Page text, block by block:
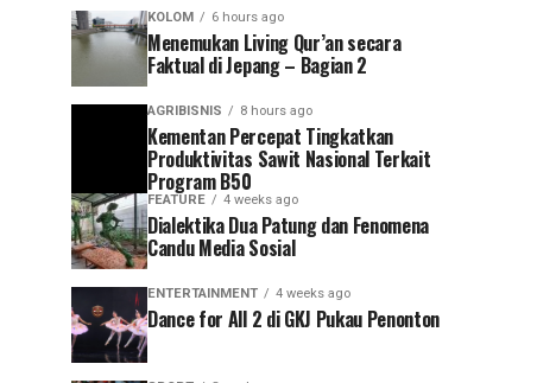
KOLOM 6 hours ago
Menemukan Living Qur’an secara
Faktual di Jepang – Bagian 2
AGRIBISNIS 8 hours ago
Kementan Percepat Tingkatkan
Produktivitas Sawit Nasional Terkait
Program B50
FEATURE 4 weeks ago
Dialektika Dua Patung dan Fenomena
Candu Media Sosial
ENTERTAINMENT 4 weeks ago
Dance for All 2 di GKJ Pukau Penonton